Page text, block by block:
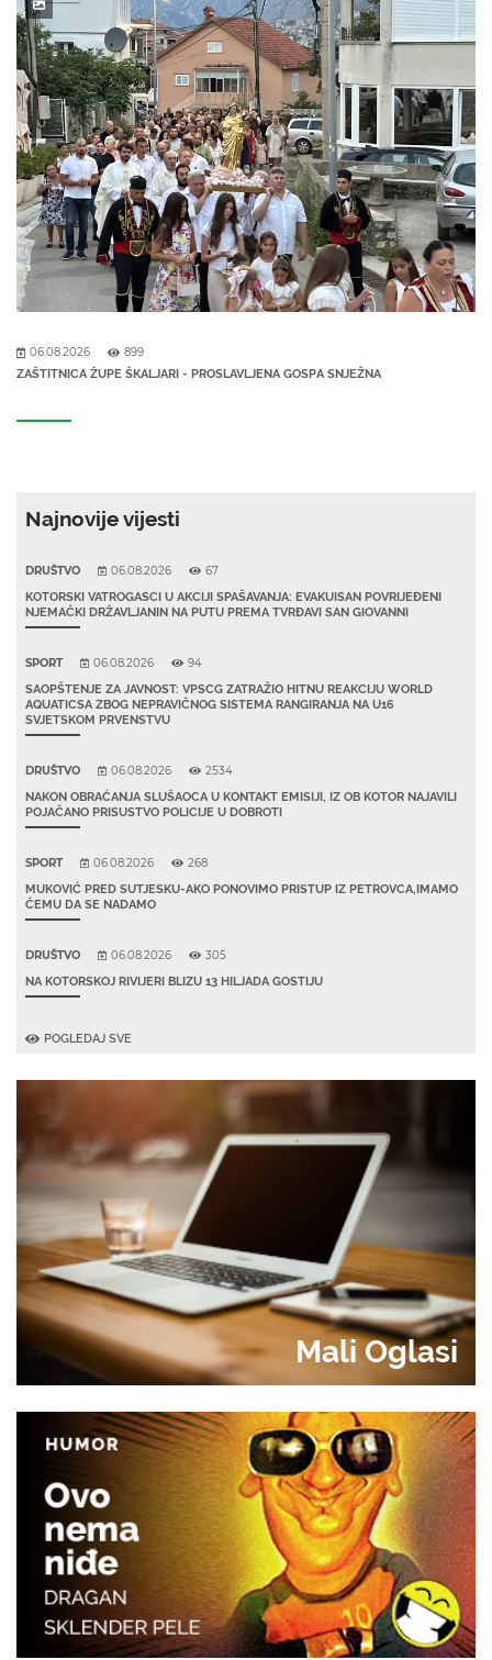
06.08.2026 899
ZAŠTITNICA ŽUPE ŠKALJARI - PROSLAVLJENA GOSPA SNJEŽNA
Najnovije vijesti
DRUŠTVO 06.08.2026 67
KOTORSKI VATROGASCI U AKCIJI SPAŠAVANJA: EVAKUISAN POVRIJEĐENI
NJEMAČKI DRŽAVLJANIN NA PUTU PREMA TVRĐAVI SAN GIOVANNI
SPORT 06.08.2026 94
SAOPŠTENJE ZA JAVNOST: VPSCG ZATRAŽIO HITNU REAKCIJU WORLD
AQUATICSA ZBOG NEPRAVIČNOG SISTEMA RANGIRANJA NA U16
SVJETSKOM PRVENSTVU
DRUŠTVO 06.08.2026 2534
NAKON OBRAĆANJA SLUŠAOCA U KONTAKT EMISIJI, IZ OB KOTOR NAJAVILI
POJAČANO PRISUSTVO POLICIJE U DOBROTI
SPORT 06.08.2026 268
MUKOVIĆ PRED SUTJESKU-AKO PONOVIMO PRISTUP IZ PETROVCA,IMAMO
ČEMU DA SE NADAMO
DRUŠTVO 06.08.2026 305
NA KOTORSKOJ RIVIJERI BLIZU 13 HILJADA GOSTIJU
POGLEDAJ SVE
Mali Oglasi